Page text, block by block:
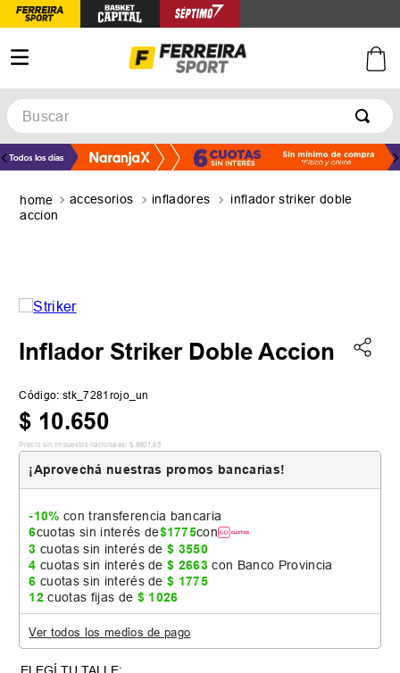
Buscar
TÉRMINOS MÁS BUSCADOS
2.
zapatillas
5. zapatillas adidas
accesorios infladores
inflador striker doble
accion
Inflador Striker Doble Accion
Código: stk_7281rojo_un
$ 10.650
Precio sin impuestos nacionales: $ 8801 ,65
¡Aprovechá nuestras promos bancarias!
-10% con transferencia bancaria
6cuotas sin interés de$1775con
3 cuotas sin interés de$ 3550
4 cuotas sin interés de$ 2663 con Banco Provincia
6 cuotas sin interés de$ 1775
12 cuotas fijas de $ 1026
Ver todos los medios de pago